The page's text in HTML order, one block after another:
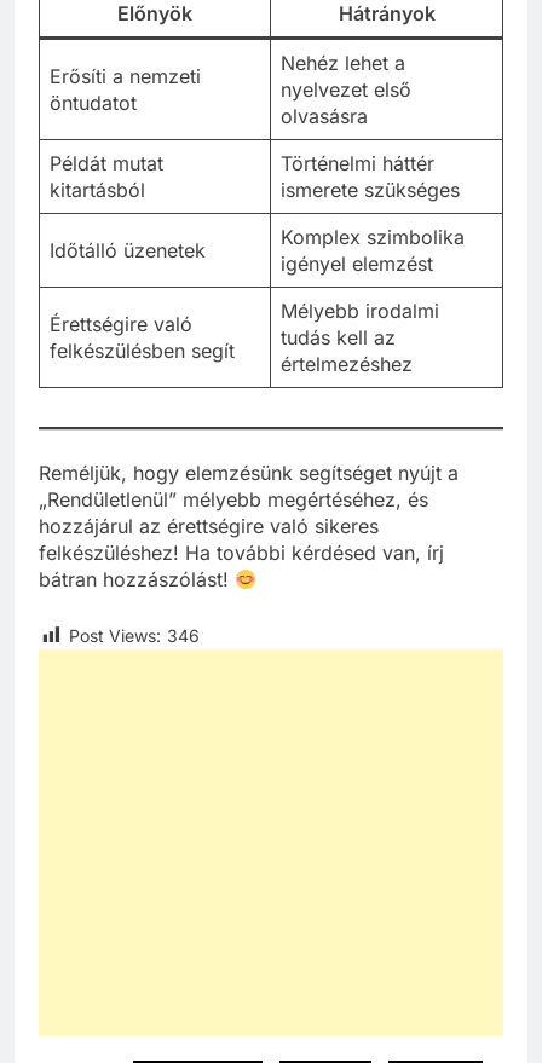
Előnyök Hátrányok
Erősíti a nemzeti
öntudatot
Nehéz lehet a
nyelvezet első
olvasásra
Példát mutat
kitartásból
Történelmi háttér
ismerete szükséges
Időtálló üzenetek
Komplex szimbolika
igényel elemzést
Érettségire való
felkészülésben segít
Mélyebb irodalmi
tudás kell az
értelmezéshez
Reméljük, hogy elemzésünk segítséget nyújt a
„Rendületlenül” mélyebb megértéséhez, és
hozzájárul az érettségire való sikeres
felkészüléshez! Ha további kérdésed van, írj
bátran hozzászólást!
Post Views: 346